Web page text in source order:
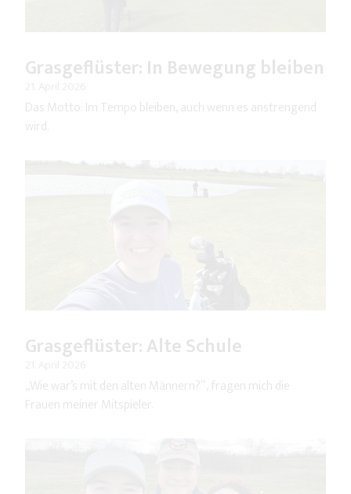
Grasgeflüster: In Bewegung bleiben
Das Motto: Im Tempo bleiben, auch wenn es anstrengend
wird.
Grasgeflüster: Alte Schule
„Wie war’s mit den alten Männern?“, fragen mich die
Frauen meiner Mitspieler.